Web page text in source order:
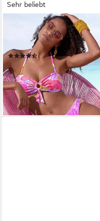
Sehr beliebt
SUNSEEKER
Bikini-Hose Butterfly mit
Schmetterling-Design
(31)
29,99 € 34,99 €
-14%
lieferbar - in 1-2 Werktagen bei dir